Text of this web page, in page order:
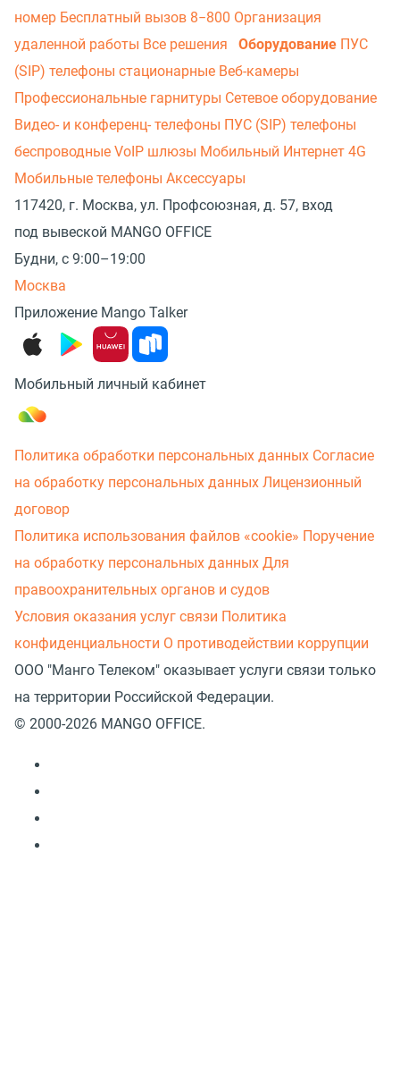
номер Бесплатный вызов 8−800 Организация
удаленной работы Все решения Оборудование ПУС
(SIP) телефоны стационарные Веб-камеры
Профессиональные гарнитуры Сетевое оборудование
Видео- и конференц- телефоны ПУС (SIP) телефоны
беспроводные VoIP шлюзы Мобильный Интернет 4G
Мобильные телефоны Аксессуары
117420, г. Москва, ул. Профсоюзная, д. 57, вход
под вывеской MANGO OFFICE
Будни, с 9:00–19:00
Москва
Приложение Mango Talker
Мобильный личный кабинет
Политика обработки персональных данных Согласие
на обработку персональных данных Лицензионный
договор
Политика использования файлов «cookie» Поручение
на обработку персональных данных Для
правоохранительных органов и судов
Условия оказания услуг связи Политика
конфиденциальности О противодействии коррупции
ООО "Манго Телеком" оказывает услуги связи только
на территории Российской Федерации.
© 2000-2026 MANGO OFFICE.